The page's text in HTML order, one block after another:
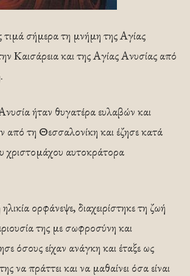
σήμερα τη μνήμη της Αγίας
Καισάρεια και της Αγίας Ανυσίας από
ήταν θυγατέρα ευλαβών και
από τη Θεσσαλονίκη και έζησε κατά
χριστομάχου αυτοκράτορα
ορφάνεψε, διαχειρίστηκε τη ζωή
της με σωφροσύνη και
όσους είχαν ανάγκη και έταξε ως
να πράττει και να μαθαίνει όσα είναι